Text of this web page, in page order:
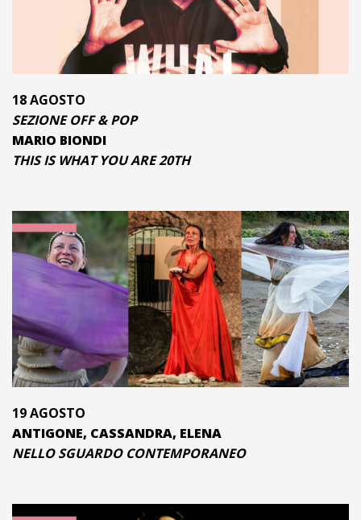
18 AGOSTO
SEZIONE OFF & POP
MARIO BIONDI
THIS IS WHAT YOU ARE 20TH
19 AGOSTO
ANTIGONE, CASSANDRA, ELENA
NELLO SGUARDO CONTEMPORANEO